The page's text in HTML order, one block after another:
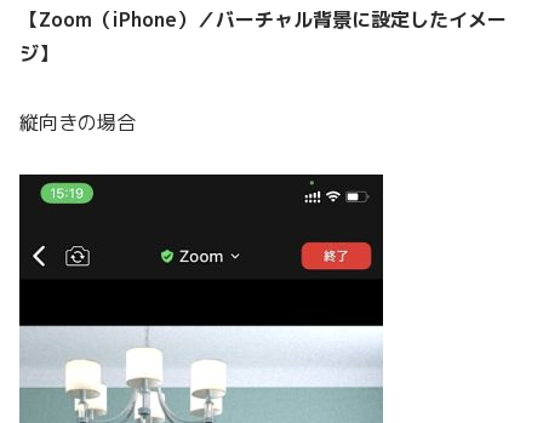
【Zoom（iPhone）／バーチャル背景に設定したイメー
ジ】
縦向きの場合